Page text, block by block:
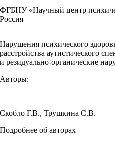
ФГБНУ «Научный центр
Россия
Нарушения психического
расстройства аутистического
и резидуально-органические
Авторы:
Скобло Г.В., Трушкина С.В.
Подробнее об авторах